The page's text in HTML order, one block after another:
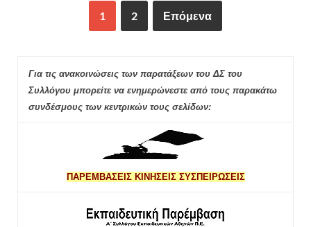
1 2 Επόμενα
Για τις ανακοινώσεις των παρατάξεων του ΔΣ του
Συλλόγου μπορείτε να ενημερώνεστε από τους παρακάτω
συνδέσμους των κεντρικών τους σελίδων:
ΠΑΡΕΜΒΑΣΕΙΣ ΚΙΝΗΣΕΙΣ ΣΥΣΠΕΙΡΩΣΕΙΣ